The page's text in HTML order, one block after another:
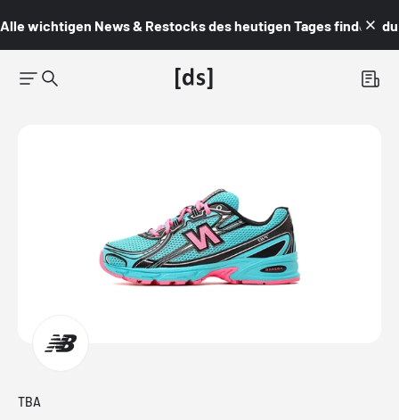
Alle wichtigen News & Restocks des heutigen Tages findest du
TBA